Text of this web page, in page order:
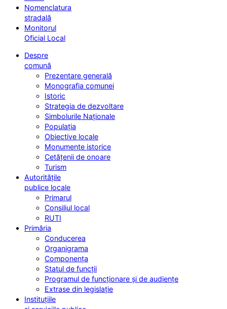
Nomenclatura
stradală
Monitorul
Oficial Local
Despre
comună
Prezentare generală
Monografia comunei
Istoric
Strategia de dezvoltare
Simbolurile Naționale
Populația
Obiective locale
Monumente istorice
Cetățenii de onoare
Turism
Autoritățile
publice locale
Primarul
Consiliul local
RUTI
Primăria
Conducerea
Organigrama
Componența
Statul de funcții
Programul de funcționare și de audiențe
Extrase din legislație
Instituțiile